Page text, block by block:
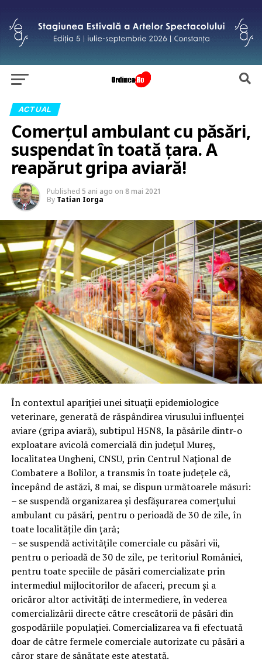
ACTUAL
Comerțul ambulant cu păsări,
suspendat în toată țara. A
reapărut gripa aviară!
Published 5 ani ago on 8 mai 2021
By Tatian Iorga
În contextul apariției unei situații epidemiologice
veterinare, generată de răspândirea virusului influenței
aviare (gripa aviară), subtipul H5N8, la păsările dintr-o
exploatare avicolă comercială din județul Mureș,
localitatea Ungheni, CNSU, prin Centrul Național de
Combatere a Bolilor, a transmis în toate județele că,
începând de astăzi, 8 mai, se dispun următoarele măsuri:
– se suspendă organizarea și desfășurarea comerțului
ambulant cu păsări, pentru o perioadă de 30 de zile, în
toate localitățile din țară;
– se suspendă activitățile comerciale cu păsări vii,
pentru o perioadă de 30 de zile, pe teritoriul României,
pentru toate speciile de păsări comercializate prin
intermediul mijlocitorilor de afaceri, precum și a
oricăror altor activități de intermediere, în vederea
comercializării directe către crescătorii de păsări din
gospodăriile populației. Comercializarea va fi efectuată
doar de către fermele comerciale autorizate cu păsări a
căror stare de sănătate este atestată.